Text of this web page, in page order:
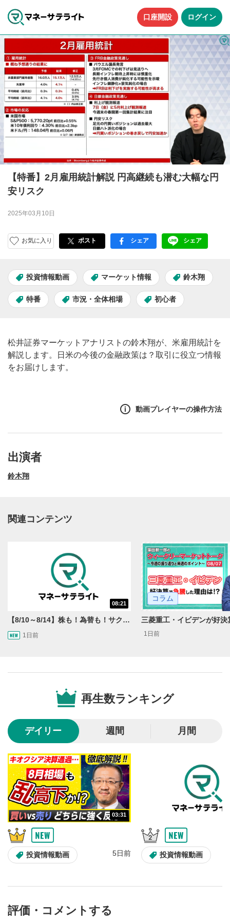
口座開設 ログイン
【特番】2月雇用統計解説 円高継続も潜む大幅な円
安リスク
2025年03月10日
お気に入り ポスト facebook
シェア LINE
シェア
投資情報動画 マーケット情報 鈴木翔
特番 市況・全体相場 初心者
松井証券マーケットアナリストの鈴木翔が、米雇用統計を
解説します。日米の今後の金融政策は？取引に役立つ情報
をお届けします。
動画プレイヤーの操作方法
動画再生エリア
動画再生エリアをクリックすると、動画を再生または
一時停止します。
2
再生/一時停止
動画を再生または一時停止します。
10秒戻し/10秒送り
10秒、動画を巻き戻し/早送りします。
シークバー
再生位置を示しています。再生したい位置をクリック
するとその位置から動画が再生されます。
6
画質/再生速度の設定
画質の選択/再生速度の変更ができます。
7
音量調整
スライダーを上下すると音量が調整できます。
8
全画面表示
出演者
鈴木翔
関連コンテンツ
08:21
【8/10～8/14】株も！為替も！サクッと！来週のマーケット見通し＜Next View＞
1日前
コラム
1日前
再生数ランキング
デイリー 週間 月間
03:31
投資情報動画 5日前 投資情報動画
評価・コメントする